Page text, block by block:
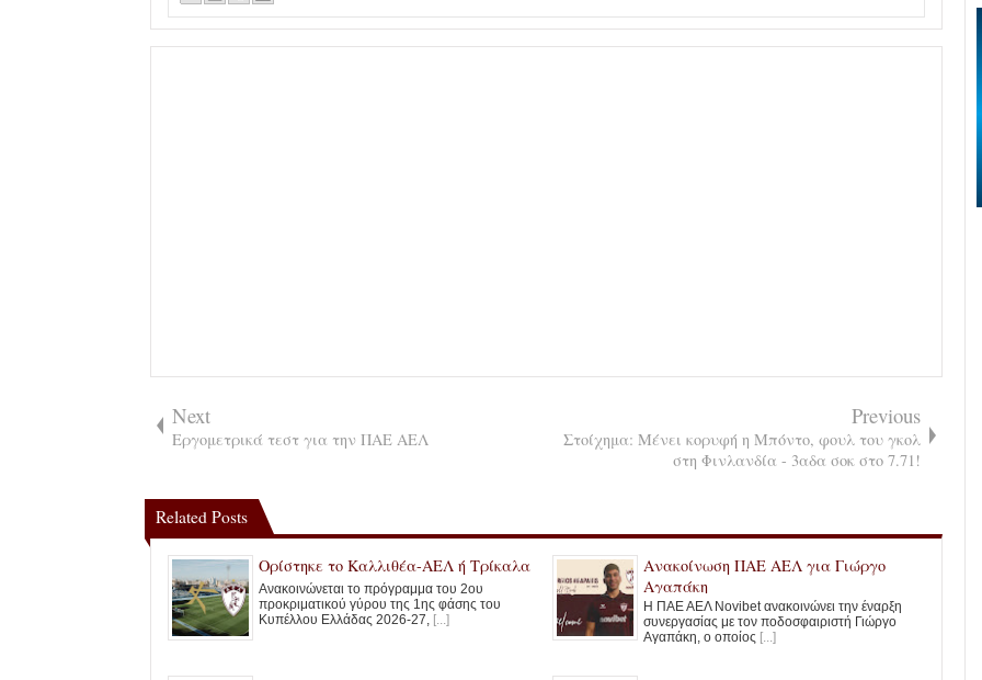
Next
Εργομετρικά τεστ για την ΠΑΕ ΑΕΛ
Previous
Στοίχημα: Μένει κορυφή η Μπόντο, φουλ του γκολ
στη Φινλανδία - 3αδα σοκ στο 7.71!
Related Posts
Ορίστηκε το Καλλιθέα-ΑΕΛ ή Τρίκαλα
Ανακοινώνεται το πρόγραμμα του 2ου
προκριματικού γύρου της 1ης φάσης του
Κυπέλλου Ελλάδας 2026-27, [...]
Ανακοίνωση ΠΑΕ ΑΕΛ για Γιώργο
Αγαπάκη
Η ΠΑΕ ΑΕΛ Novibet ανακοινώνει την έναρξη
συνεργασίας με τον ποδοσφαιριστή Γιώργο
Αγαπάκη, ο οποίος [...]